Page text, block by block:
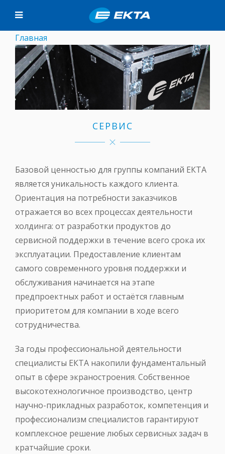
Главная
СЕРВИС
Базовой ценностью для группы компаний ЕКТА
является уникальность каждого клиента.
Ориентация на потребности заказчиков
отражается во всех процессах деятельности
холдинга: от разработки продуктов до
сервисной поддержки в течение всего срока их
эксплуатации. Предоставление клиентам
самого современного уровня поддержки и
обслуживания начинается на этапе
предпроектных работ и остаётся главным
приоритетом для компании в ходе всего
сотрудничества.
За годы профессиональной деятельности
специалисты ЕКТА накопили фундаментальный
опыт в сфере экраностроения. Собственное
высокотехнологичное производство, центр
научно-прикладных разработок, компетенция и
профессионализм специалистов гарантируют
комплексное решение любых сервисных задач в
кратчайшие сроки.